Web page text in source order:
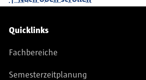
Service-Navigation
Quicklinks
Fachbereiche
Semesterzeitplanung